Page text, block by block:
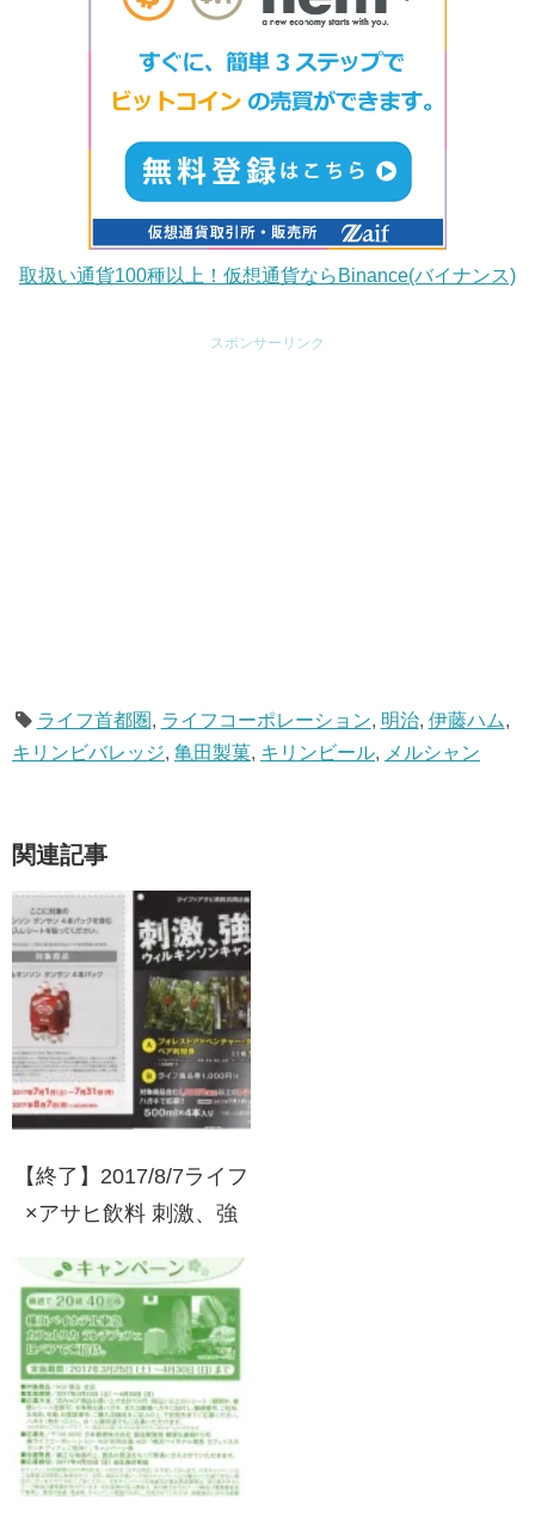
取扱い通貨100種以上！仮想通貨ならBinance(バイナンス)
スポンサーリンク
ライフ首都圏 , ライフコーポレーション, 明治, 伊藤ハム,
キリンビバレッジ, 亀田製菓, キリンビール, メルシャン
関連記事
【終了】2017/8/7ライフ
×アサヒ飲料 刺激、強
ンペーン